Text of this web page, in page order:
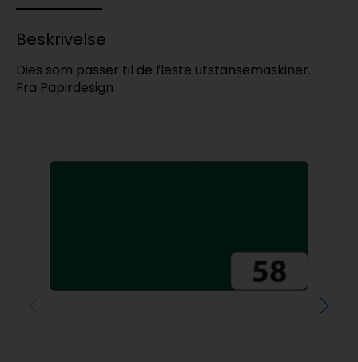
Beskrivelse
Dies som passer til de fleste utstansemaskiner.
Fra Papirdesign